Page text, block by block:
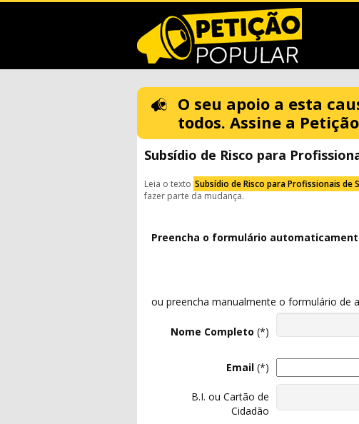
O seu apoio a esta
todos. Assine a
Subsídio de Risco para
Leia o texto Subsídio de Risco para Profissionais de
fazer parte da mudança.
Preencha o formulário
ou preencha manualmente o formulário de
Nome Completo (*)
Email (*)
B.I. ou Cartão de
Cidadão